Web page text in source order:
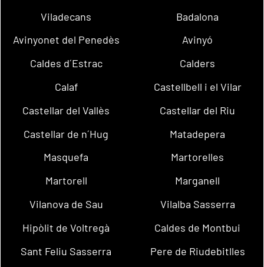
Viladecans
Badalona
Avinyonet del Penedès
Avinyó
Caldes d´Estrac
Calders
Calaf
Castellbell i el Vilar
Castellar del Vallès
Castellar del Riu
Castellar de n´Hug
Matadepera
Masquefa
Martorelles
Martorell
Marganell
Vilanova de Sau
Vilalba Sasserra
Hipòlit de Voltregà
Caldes de Montbui
Sant Feliu Sasserra
Pere de Riudebitlles